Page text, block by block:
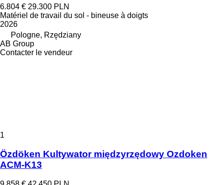
6.804 € 29.300 PLN
Matériel de travail du sol - bineuse à doigts
2026
Pologne, Rzędziany
AB Group
Contacter le vendeur
1
Özdöken Kultywator międzyrzędowy Ozdoken
ACM-K13